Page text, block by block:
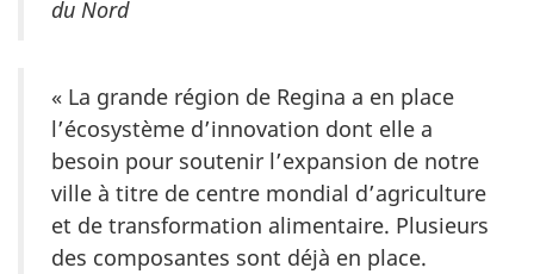
du Nord
« La grande région de Regina a en place
l’écosystème d’innovation dont elle a
besoin pour soutenir l’expansion de notre
ville à titre de centre mondial d’agriculture
et de transformation alimentaire. Plusieurs
des composantes sont déjà en place.